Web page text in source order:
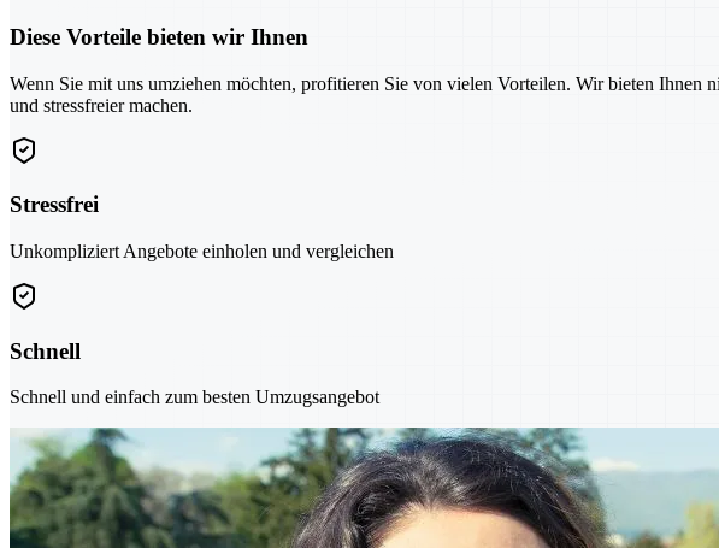
Diese Vorteile bieten wir Ihnen
Wenn Sie mit uns umziehen möchten, profitieren Sie von vielen Vorteilen. Wir bieten
und stressfreier machen.
Stressfrei
Unkompliziert Angebote einholen und vergleichen
Schnell
Schnell und einfach zum besten Umzugsangebot